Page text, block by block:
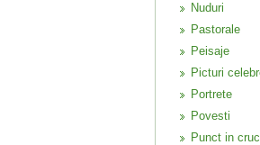
Nuduri
Pastorale
Peisaje
Picturi
Portrete
Povesti
Punct in